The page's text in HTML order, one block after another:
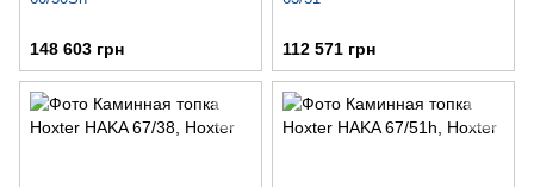
148 603 грн 112 571 грн